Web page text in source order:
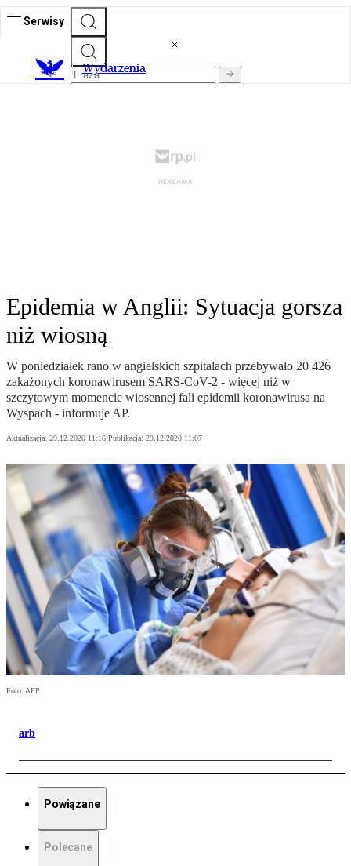
Serwisy
Wydarzenia
Epidemia w Anglii: Sytuacja gorsza
niż wiosną
W poniedziałek rano w angielskich szpitalach przebywało 20 426
zakażonych koronawirusem SARS-CoV-2 - więcej niż w
szczytowym momencie wiosennej fali epidemii koronawirusa na
Wyspach - informuje AP.
Aktualizacja: 29.12.2020 11:16 Publikacja: 29.12.2020 11:07
Foto: AFP
arb
Powiązane
Polecane